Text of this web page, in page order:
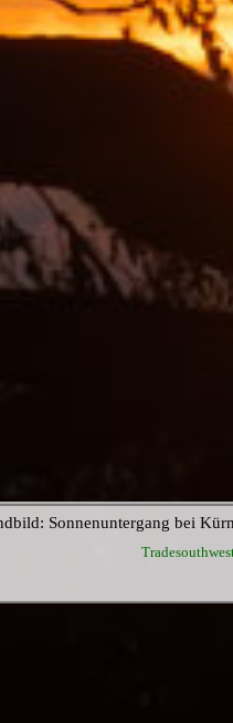
Sonnenuntergang bei